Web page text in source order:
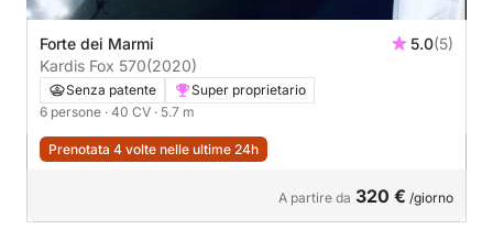
Forte dei Marmi 5.0(5)
Kardis Fox 570(2020)
Senza patente
Super proprietario
6 persone · 40 CV · 5.7 m
Prenotata 4 volte nelle ultime 24h
A partire da 320 € /giorno